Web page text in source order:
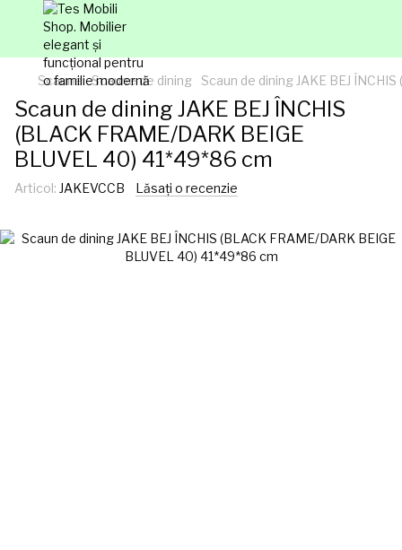
Scaune Scaune de dining Scaun de dining JAKE BEJ
Scaun de dining JAKE BEJ ÎNCHIS
(BLACK FRAME/DARK BEIGE
BLUVEL 40) 41*49*86 сm
Articol: JAKEVCCB Lăsați o recenzie